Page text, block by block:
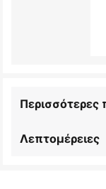
Λεπτομέρειες
Περισσότερες